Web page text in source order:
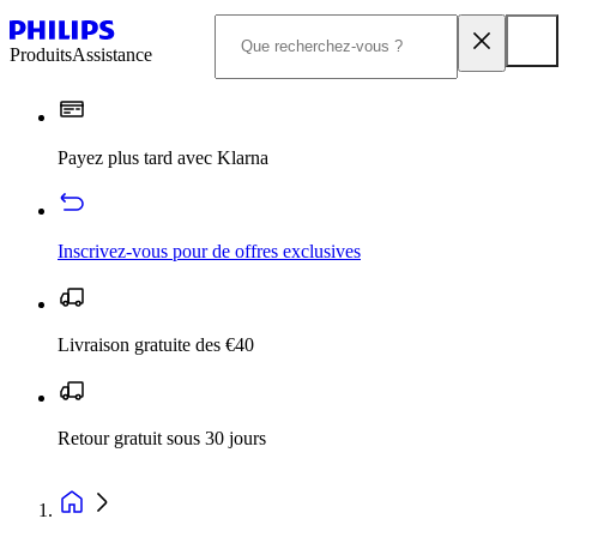
ProduitsAssistance
Payez plus tard avec Klarna
Inscrivez‑vous pour de offres exclusives
Livraison gratuite des €40
Retour gratuit sous 30 jours